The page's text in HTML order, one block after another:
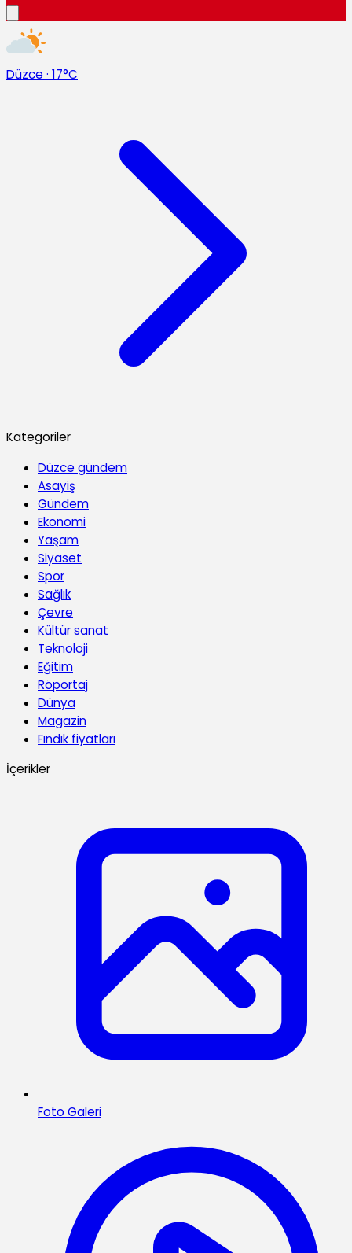
Düzce · 17°C
Kategoriler
Düzce gündem
Asayiş
Gündem
Ekonomi
Yaşam
Siyaset
Spor
Sağlık
Çevre
Kültür sanat
Teknoloji
Eğitim
Röportaj
Dünya
Magazin
Fındık fiyatları
İçerikler
Foto Galeri